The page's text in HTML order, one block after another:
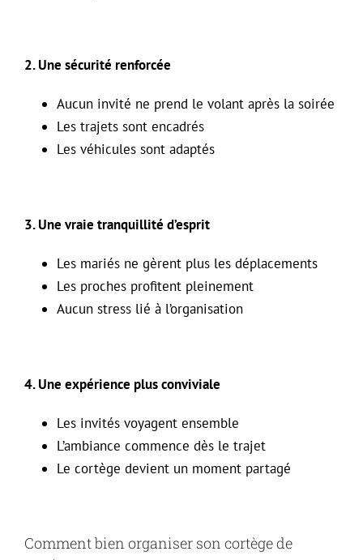
2. Une sécurité renforcée
Aucun invité ne prend le volant après la soirée
Les trajets sont encadrés
Les véhicules sont adaptés
3. Une vraie tranquillité d’esprit
Les mariés ne gèrent plus les déplacements
Les proches profitent pleinement
Aucun stress lié à l’organisation
4. Une expérience plus conviviale
Les invités voyagent ensemble
L’ambiance commence dès le trajet
Le cortège devient un moment partagé
Comment bien organiser son cortège de